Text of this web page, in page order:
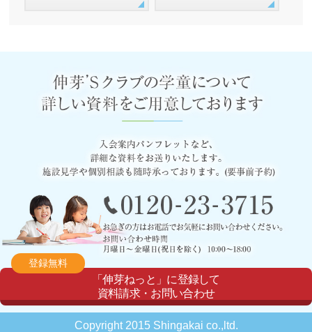
登録無料
「伸芽ねっと」に登録して
資料請求・お問い合わせ
Copyright 2015 Shingakai co.,ltd.